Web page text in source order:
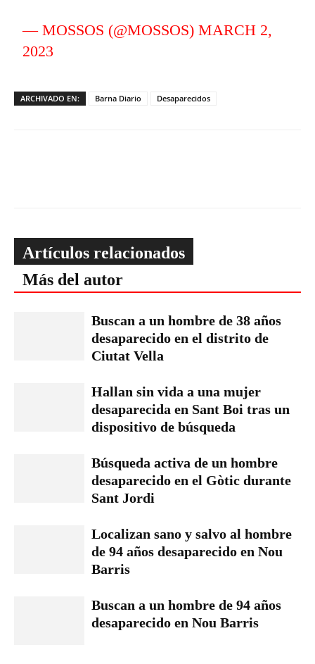
— MOSSOS (@MOSSOS)MARCH 2,
2023
ARCHIVADO EN: Barna Diario Desaparecidos
Artículos relacionados
Más del autor
Buscan a un hombre de 38 años
desaparecido en el distrito de
Ciutat Vella
Hallan sin vida a una mujer
desaparecida en Sant Boi tras un
dispositivo de búsqueda
Búsqueda activa de un hombre
desaparecido en el Gòtic durante
Sant Jordi
Localizan sano y salvo al hombre
de 94 años desaparecido en Nou
Barris
Buscan a un hombre de 94 años
desaparecido en Nou Barris